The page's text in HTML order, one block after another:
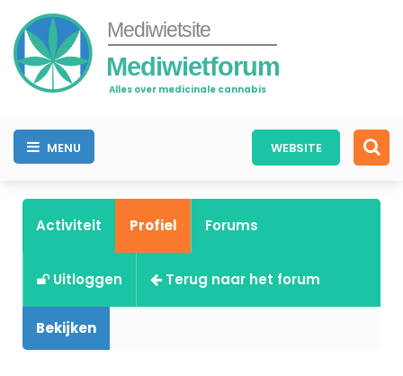
Mediwietsite
Mediwietforum
Alles over medicinale cannabis
MENU WEBSITE
Activiteit Profiel Forums
Uitloggen Terug naar het forum
Bekijken